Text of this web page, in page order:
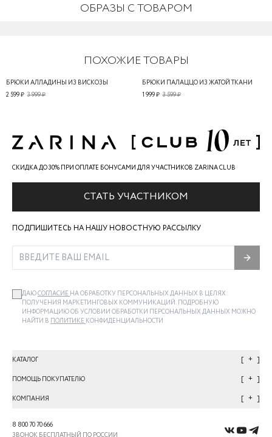
ОБРАЗЫ С ТОВАРОМ
ПОХОЖИЕ ТОВАРЫ
БРЮКИ АЛЛАДИНЫ ИЗ ВИСКОЗЫ
3 999 ₽
2 599 ₽
БРЮКИ ПАЛАЦЦО ИЗ ЖАТОЙ ТКАНИ
3 599 ₽
1 999 ₽
СКИДКА ДО 30% ПРИ ОПЛАТЕ БОНУСАМИ ДЛЯ УЧАСТНИКОВ ZARINA CLUB
СТАТЬ УЧАСТНИКОМ
ПОДПИШИТЕСЬ НА НАШУ НОВОСТНУЮ РАССЫЛКУ
ДАЮСОГЛАСИЕ НА ОБРАБОТКУ ПЕРСОНАЛЬНЫХ ДАННЫХ В ЦЕЛЯХ
ПОЛУЧЕНИЯ МАРКЕТИНГОВЫХ КОММУНИКАЦИЙ. ПОДРОБНУЮ
ИНФОРМАЦИЮ ОБ УСЛОВИИ ОБРАБОТКИ ПЕРСОНАЛЬНЫХ ДАННЫХ МОЖНО
НАЙТИ В ПОЛИТИКЕ КОНФИДЕНЦИАЛЬНОСТИ
КАТАЛОГ +
ПОМОЩЬ ПОКУПАТЕЛЮ +
КОМПАНИЯ +
8 800 70 70 666